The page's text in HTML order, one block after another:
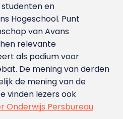
en
Hoge­school. Punt
van Avans
relevante
als podium voor
De mening van derden
de mening van de
vinden lezers ook
Onderwijs Persbureau